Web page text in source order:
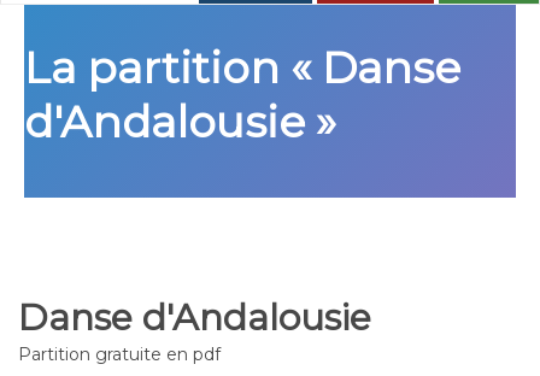
La partition « Danse
d'Andalousie »
Danse d'Andalousie
Partition gratuite en pdf